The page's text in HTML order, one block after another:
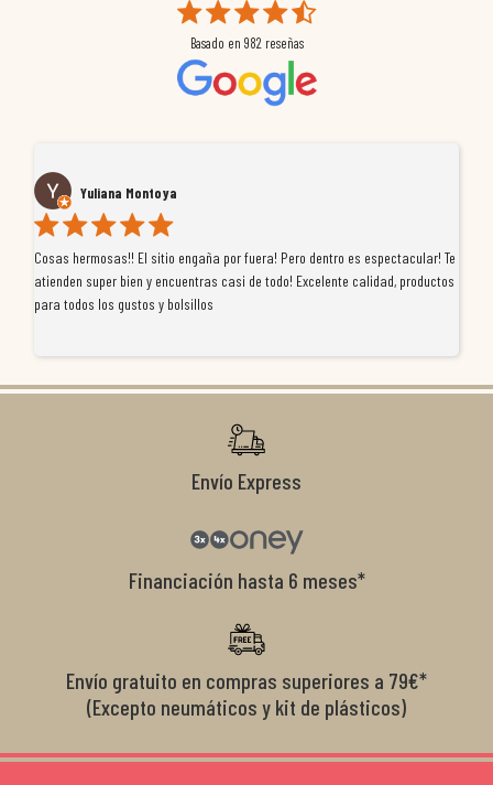
Basado en 982 reseñas
Yuliana Montoya
Cosas hermosas!! El sitio engaña por fuera! Pero dentro es espectacular! Te
atienden super bien y encuentras casi de todo! Excelente calidad, productos
para todos los gustos y bolsillos
Envío Express
Financiación hasta 6 meses*
Envío gratuito en compras superiores a 79€*
(Excepto neumáticos y kit de plásticos)